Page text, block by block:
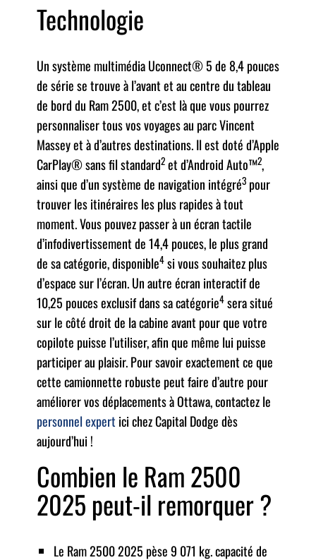
Technologie
Un système multimédia Uconnect® 5 de 8,4 pouces
de série se trouve à l’avant et au centre du tableau
de bord du Ram 2500, et c’est là que vous pourrez
personnaliser tous vos voyages au parc Vincent
Massey et à d’autres destinations. Il est doté d’Apple
CarPlay® sans fil standard2 et d’Android Auto™2,
ainsi que d’un système de navigation intégré3 pour
trouver les itinéraires les plus rapides à tout
moment. Vous pouvez passer à un écran tactile
d’infodivertissement de 14,4 pouces, le plus grand
de sa catégorie, disponible4 si vous souhaitez plus
d’espace sur l’écran. Un autre écran interactif de
10,25 pouces exclusif dans sa catégorie4 sera situé
sur le côté droit de la cabine avant pour que votre
copilote puisse l’utiliser, afin que même lui puisse
participer au plaisir. Pour savoir exactement ce que
cette camionnette robuste peut faire d’autre pour
améliorer vos déplacements à Ottawa, contactez le
personnel expert ici chez Capital Dodge dès
aujourd’hui !
Combien le Ram 2500
2025 peut-il remorquer ?
Le Ram 2500 2025 pèse 9 071 kg. capacité de